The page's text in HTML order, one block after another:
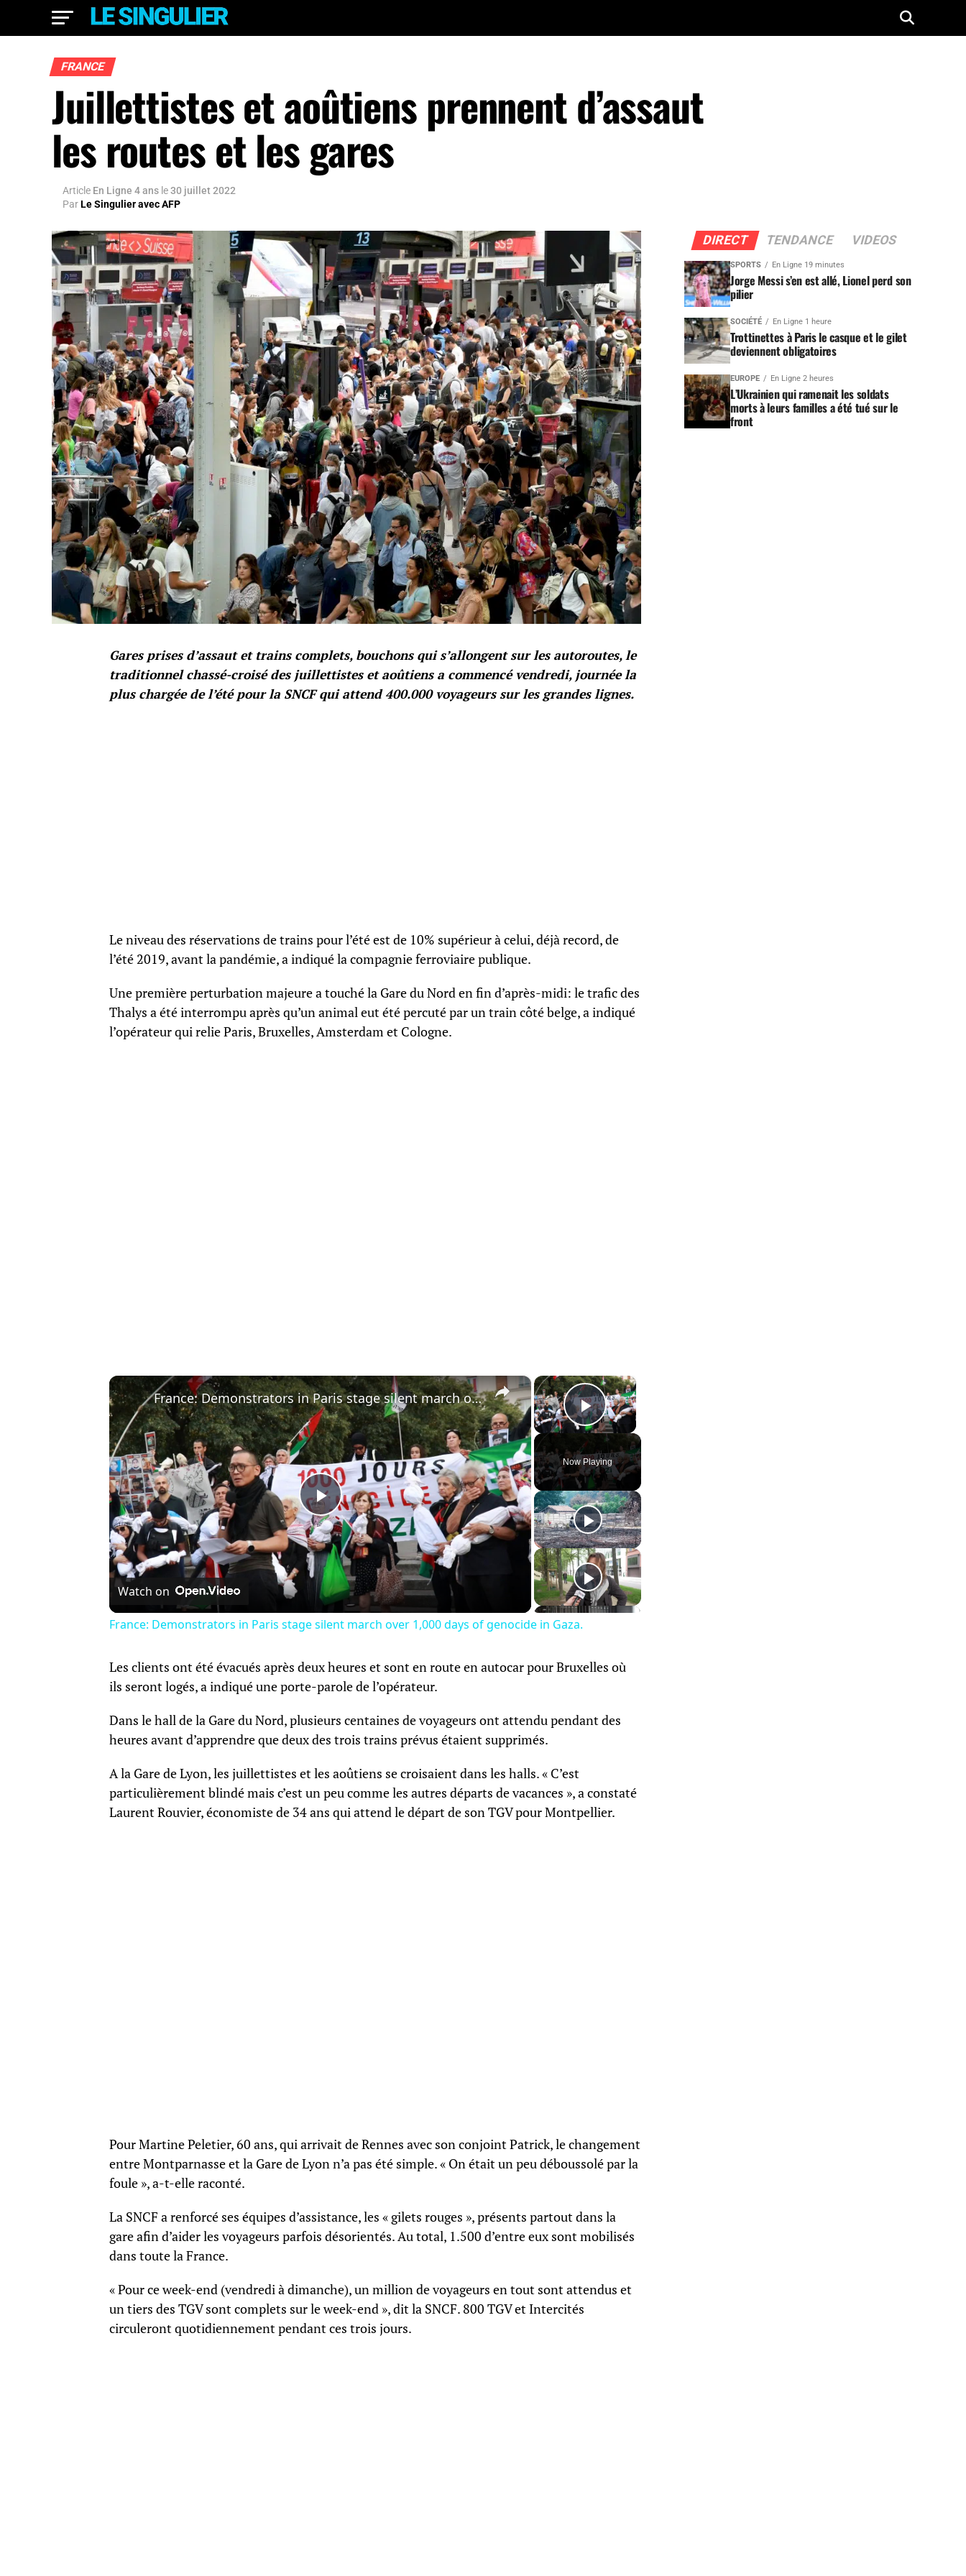
FRANCE
Juillettistes et aoûtiens prennent d’assaut
les routes et les gares
Article En Ligne 4 ans le30 juillet 2022
ParLe Singulier avec AFP
Gares prises d’assaut et trains complets, bouchons qui s’allongent sur les autoroutes, le
traditionnel chassé-croisé des juillettistes et aoûtiens a commencé vendredi, journée la
plus chargée de l’été pour la SNCF qui attend 400.000 voyageurs sur les grandes lignes.
Le niveau des réservations de trains pour l’été est de 10% supérieur à celui, déjà record, de
l’été 2019, avant la pandémie, a indiqué la compagnie ferroviaire publique.
Une première perturbation majeure a touché la Gare du Nord en fin d’après-midi: le trafic des
Thalys a été interrompu après qu’un animal eut été percuté par un train côté belge, a indiqué
l’opérateur qui relie Paris, Bruxelles, Amsterdam et Cologne.
×
Play Video
Now Playing
×
Play
Video
France: Demonstrators in Paris stage silent march over 1,000 days of genocide in Gaza.
Watch on
France: Demonstrators in Paris stage silent march over 1,000 days of genocide in Gaza.
Les clients ont été évacués après deux heures et sont en route en autocar pour Bruxelles où
ils seront logés, a indiqué une porte-parole de l’opérateur.
Dans le hall de la Gare du Nord, plusieurs centaines de voyageurs ont attendu pendant des
heures avant d’apprendre que deux des trois trains prévus étaient supprimés.
A la Gare de Lyon, les juillettistes et les aoûtiens se croisaient dans les halls. « C’est
particulièrement blindé mais c’est un peu comme les autres départs de vacances », a constaté
Laurent Rouvier, économiste de 34 ans qui attend le départ de son TGV pour Montpellier.
Pour Martine Peletier, 60 ans, qui arrivait de Rennes avec son conjoint Patrick, le changement
entre Montparnasse et la Gare de Lyon n’a pas été simple. « On était un peu déboussolé par la
foule », a-t-elle raconté.
La SNCF a renforcé ses équipes d’assistance, les « gilets rouges », présents partout dans la
gare afin d’aider les voyageurs parfois désorientés. Au total, 1.500 d’entre eux sont mobilisés
dans toute la France.
« Pour ce week-end (vendredi à dimanche), un million de voyageurs en tout sont attendus et
un tiers des TGV sont complets sur le week-end », dit la SNCF. 800 TGV et Intercités
circuleront quotidiennement pendant ces trois jours.
DIRECT TENDANCE VIDEOS
SPORTS En Ligne 19 minutes
Jorge Messi s’en est allé, Lionel perd son
pilier
SOCIÉTÉ En Ligne 1 heure
Trottinettes à Paris le casque et le gilet
deviennent obligatoires
EUROPE En Ligne 2 heures
L’Ukrainien qui ramenait les soldats
morts à leurs familles a été tué sur le
front